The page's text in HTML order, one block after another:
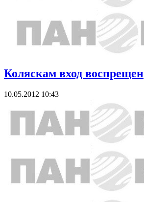
Коляскам вход воспрещен
10.05.2012 10:43